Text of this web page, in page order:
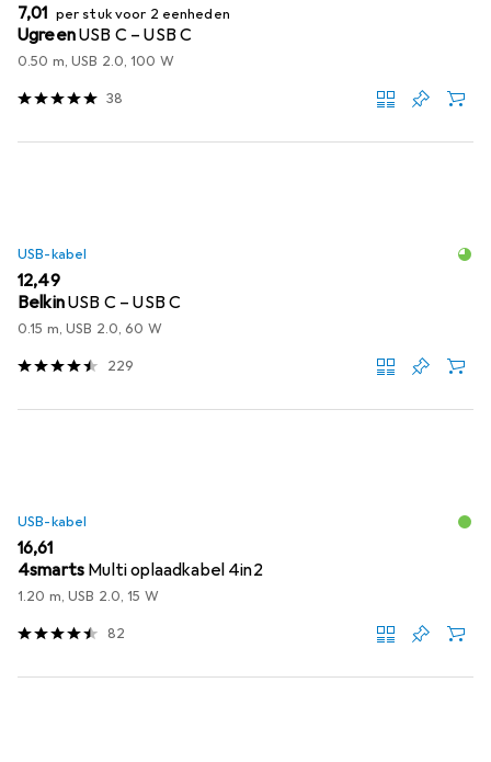
EUR
7,01 per stuk voor 2 eenheden
UgreenUSB C – USB C
0.50 m, USB 2.0, 100 W
38
USB-kabel
EUR
12,49
BelkinUSB C – USB C
0.15 m, USB 2.0, 60 W
229
USB-kabel
EUR
16,61
4smarts Multi oplaadkabel 4in2
1.20 m, USB 2.0, 15 W
82